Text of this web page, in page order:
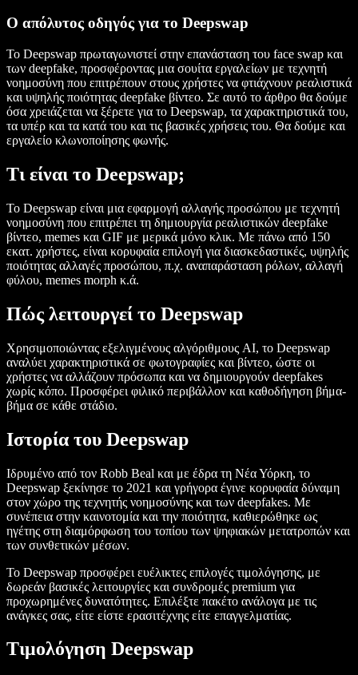
Ο απόλυτος οδηγός για το Deepswap
Το Deepswap πρωταγωνιστεί στην επανάσταση του face swap και
των deepfake, προσφέροντας μια σουίτα εργαλείων με τεχνητή
νοημοσύνη που επιτρέπουν στους χρήστες να φτιάχνουν ρεαλιστικά
και υψηλής ποιότητας deepfake βίντεο. Σε αυτό το άρθρο θα δούμε
όσα χρειάζεται να ξέρετε για το Deepswap, τα χαρακτηριστικά του,
τα υπέρ και τα κατά του και τις βασικές χρήσεις του. Θα δούμε και
εργαλείο κλωνοποίησης φωνής.
Τι είναι το Deepswap;
Το Deepswap είναι μια εφαρμογή αλλαγής προσώπου με τεχνητή
νοημοσύνη που επιτρέπει τη δημιουργία ρεαλιστικών deepfake
βίντεο, memes και GIF με μερικά μόνο κλικ. Με πάνω από 150
εκατ. χρήστες, είναι κορυφαία επιλογή για διασκεδαστικές, υψηλής
ποιότητας αλλαγές προσώπου, π.χ. αναπαράσταση ρόλων, αλλαγή
φύλου, memes morph κ.ά.
Πώς λειτουργεί το Deepswap
Χρησιμοποιώντας εξελιγμένους αλγόριθμους AI, το Deepswap
αναλύει χαρακτηριστικά σε φωτογραφίες και βίντεο, ώστε οι
χρήστες να αλλάζουν πρόσωπα και να δημιουργούν deepfakes
χωρίς κόπο. Προσφέρει φιλικό περιβάλλον και καθοδήγηση βήμα-
βήμα σε κάθε στάδιο.
Ιστορία του Deepswap
Ιδρυμένο από τον Robb Beal και με έδρα τη Νέα Υόρκη, το
Deepswap ξεκίνησε το 2021 και γρήγορα έγινε κορυφαία δύναμη
στον χώρο της τεχνητής νοημοσύνης και των deepfakes. Με
συνέπεια στην καινοτομία και την ποιότητα, καθιερώθηκε ως
ηγέτης στη διαμόρφωση του τοπίου των ψηφιακών μετατροπών και
των συνθετικών μέσων.
Το Deepswap προσφέρει ευέλικτες επιλογές τιμολόγησης, με
δωρεάν βασικές λειτουργίες και συνδρομές premium για
προχωρημένες δυνατότητες. Επιλέξτε πακέτο ανάλογα με τις
ανάγκες σας, είτε είστε ερασιτέχνης είτε επαγγελματίας.
Τιμολόγηση Deepswap